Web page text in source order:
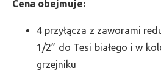
Cena obejmuje:
4 przyłącza z zaworami
1/2” do Tesi białego i w
grzejniku